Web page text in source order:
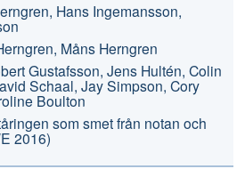
Hans Ingemansson,
Måns Herngren
Gustafsson, Jens Hultén, Colin
Schaal, Jay Simpson, Cory
Boulton
som smet från notan och
2016)